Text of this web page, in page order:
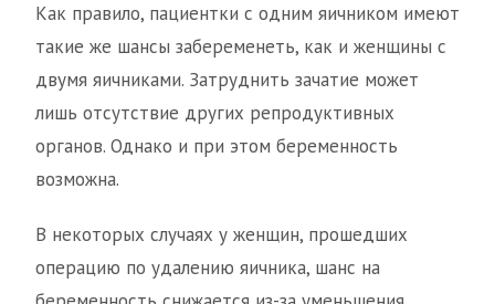
Как правило, пациентки с одним яичником имеют
такие же шансы забеременеть, как и женщины с
двумя яичниками. Затруднить зачатие может
лишь отсутствие других репродуктивных
органов. Однако и при этом беременность
возможна.
В некоторых случаях у женщин, прошедших
операцию по удалению яичника, шанс на